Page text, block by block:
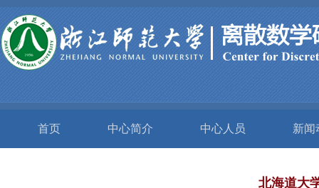
首页 中心简介 中心人员 新闻
北海道大